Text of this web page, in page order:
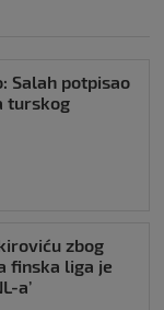
Salah potpisao
turskog
zbog
finska liga je
a’